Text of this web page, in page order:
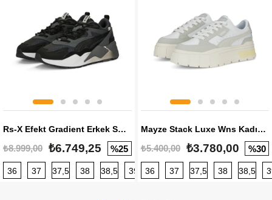
Rs-X Efekt Gradient Erkek Sneaker
₺8.999,00 ₺6.749,25 %25
36 37 37,5 38 38,5 39 40 40,5 41 42 42,5
Mayze Stack Luxe Wns Kadın Sneaker
₺5.400,00 ₺3.780,00 %30
36 37 37,5 38 38,5